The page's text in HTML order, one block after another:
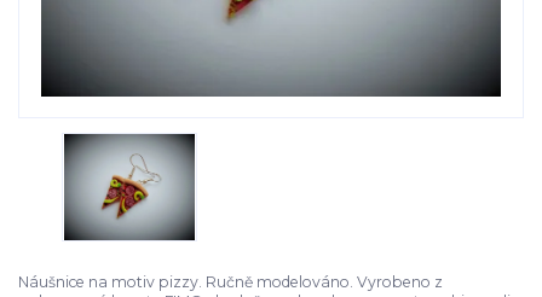
Náušnice na motiv pizzy. Ručně modelováno. Vyrobeno z